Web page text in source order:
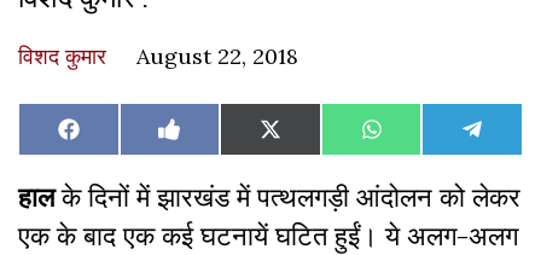
विशद कुमार August 22, 2018
Share
on
Facebook Share
on
Like
on
Facebook
Share
on
X
(Twitter)
Share
on
WhatsAppShare
on
हालके दिनों में झारखंड में पत्थलगड़ी आंदोलन को लेकर
एक के बाद एक कई घटनायें घटित हुईं। ये अलग-अलग